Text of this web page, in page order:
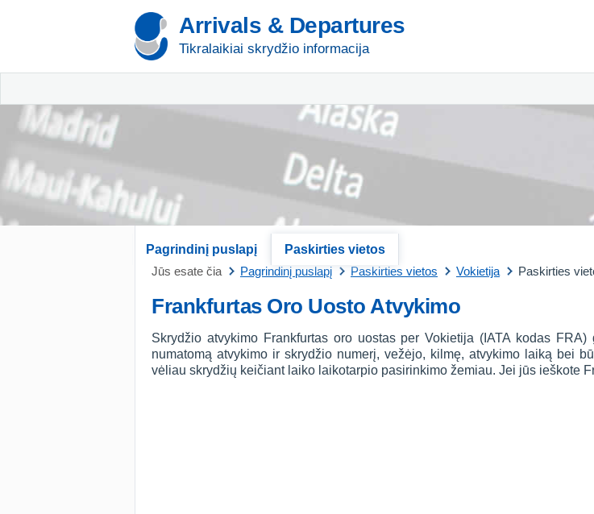
Arrivals & Departures
Tikralaikiai skrydžio informacija
Pagrindinį puslapį
Paskirties vietos
Jūs esate čia
Pagrindinį puslapį Paskirties vietos Vokietija Paskirties
Frankfurtas Oro Uosto Atvykimo
Skrydžio atvykimo Frankfurtas oro uostas per Vokietija (IATA kodas
numatomą atvykimo ir skrydžio numerį, vežėjo, kilmę, atvykimo laiką bei
vėliau skrydžių keičiant laiko laikotarpio pasirinkimo žemiau. Jei jūs ieškote